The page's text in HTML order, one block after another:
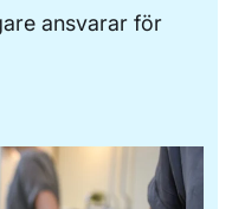
ansvarar för